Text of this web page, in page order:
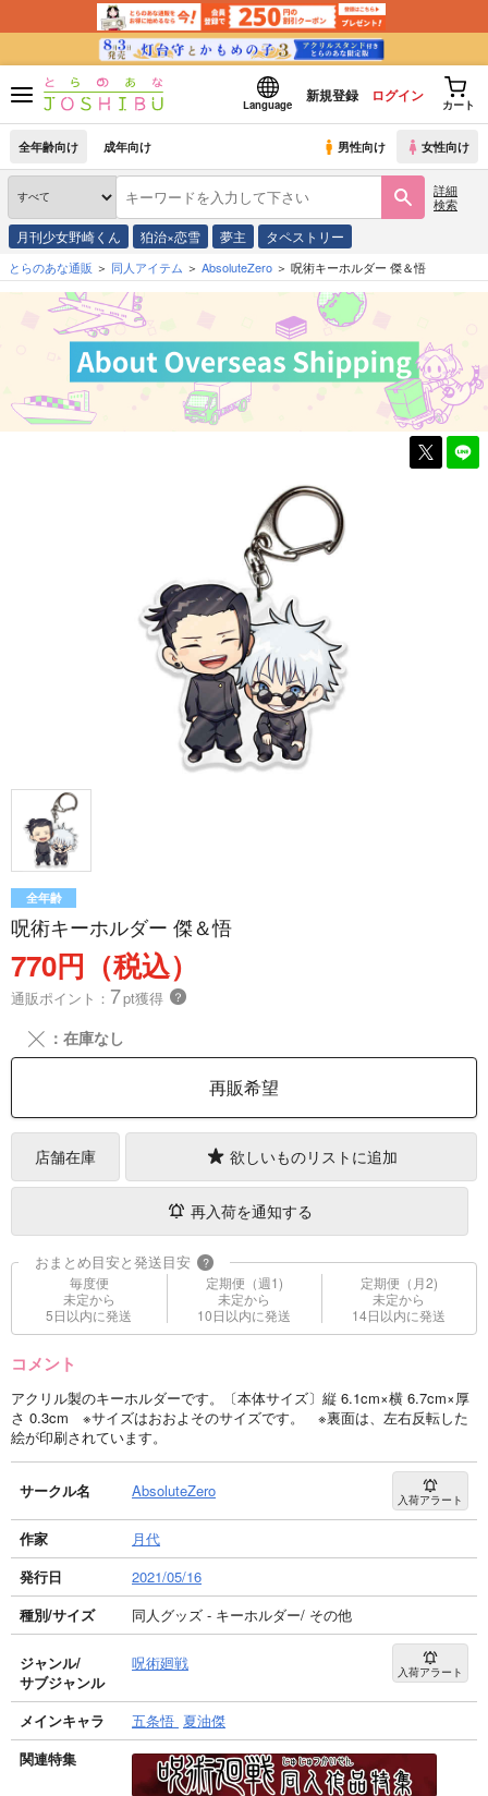
Language
新規登録 ログイン
カート
全年齢向け 成年向け 男性向け 女性向け
詳細
検索
月刊少女野崎くん 狛治×恋雪 夢主 タペストリー
とらのあな通販 同人アイテム AbsoluteZero 呪術キーホルダー 傑＆悟
全年齢
呪術キーホルダー 傑＆悟
770円（税込）
通販ポイント： 7pt獲得 ？
╳ ：在庫なし
再販希望
店舗在庫 欲しいものリストに追加
再入荷を通知する
おまとめ目安と発送目安 ?
毎度便
未定から
5日以内に発送
定期便（週1)
未定から
10日以内に発送
定期便（月2)
未定から
14日以内に発送
コメント
アクリル製のキーホルダーです。〔本体サイズ〕縦 6.1cm×横 6.7cm×厚
さ 0.3cm ※サイズはおおよそのサイズです。 ※裏面は、左右反転した
絵が印刷されています。
サークル名 AbsoluteZero 入荷アラート
作家
月代
発行日
2021/05/16
種別/サイズ
同人グッズ - キーホルダー/ その他
ジャンル/
サブジャンル
呪術廻戦 入荷アラート
メインキャラ 五条悟 夏油傑
関連特集